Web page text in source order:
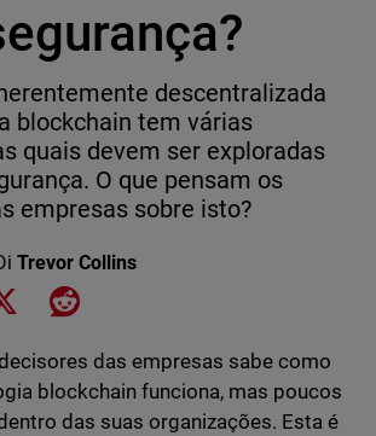
descentralizada
blockchain tem várias
quais devem ser exploradas
O que pensam os
empresas sobre isto?
Trevor Collins
on Facebook
Share on XShare on Reddit
das empresas sabe como
blockchain funciona, mas poucos
das suas organizações. Esta é